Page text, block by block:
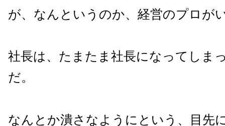
が、なんというのか、経営のプロが
社長は、たまたま社長になってしま
だ。
なんとか潰さなようにという、目先